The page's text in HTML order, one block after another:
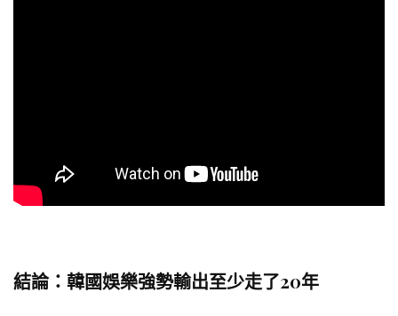
結論：韓國娛樂強勢輸出至少走了20年